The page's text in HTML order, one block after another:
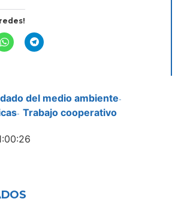
del medio ambiente-
- Trabajo cooperativo